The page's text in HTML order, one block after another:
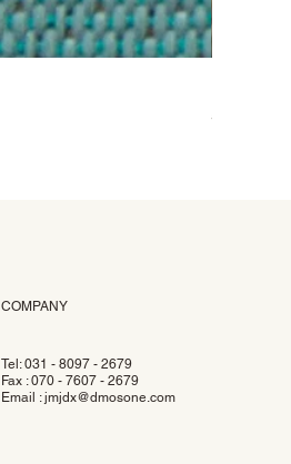
Prix
58 000 ₩
COMPANY
Tel: 031 - 8097 - 2679
Fax : 070 - 7607 - 2679
Email :jmjdx@dmosone.com